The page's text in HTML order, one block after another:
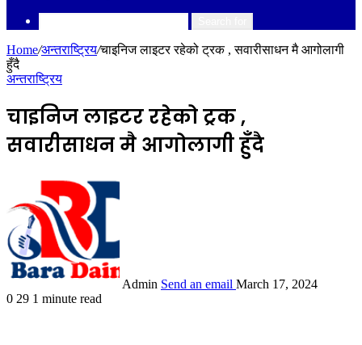
Home/अन्तराष्ट्रिय/चाइनिज लाइटर रहेको ट्रक , सवारीसाधन मै आगोलागी
हुँदै
अन्तराष्ट्रिय
चाइनिज लाइटर रहेको ट्रक ,
सवारीसाधन मै आगोलागी हुँदै
Admin Send an email March 17, 2024
0 29 1 minute read